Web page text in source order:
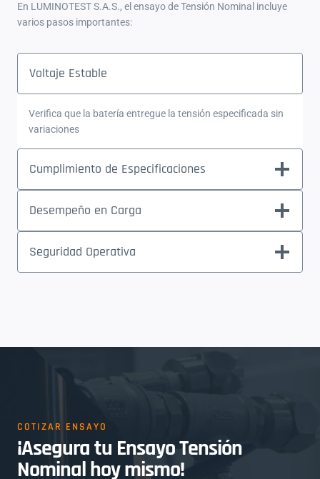
En LUMINOTEST S.A.S., el ensayo de Tensión Nominal incluye
varios pasos importantes:
Voltaje Estable
Verifica que la batería entregue la tensión especificada sin
variaciones
Cumplimiento de Especificaciones
Desempeño en Carga
Seguridad Operativa
COTIZAR ENSAYO
¡Asegura tu Ensayo Tensión
Nominal hoy mismo!